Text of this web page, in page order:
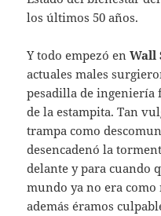
los últimos 50 años.
Y todo empezó en Wall
actuales males
pesadilla de ingeniería
de la estampita. Tan
trampa como
desencadenó la
delante y para cuando
mundo ya no era
además éramos